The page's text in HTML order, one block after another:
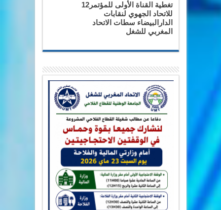
تغطية القناة الأولى للمؤتمر12
للاتحاد الجهوي لنقابات
الدارالبيضاء سطات الاتحاد
المغربي للشغل